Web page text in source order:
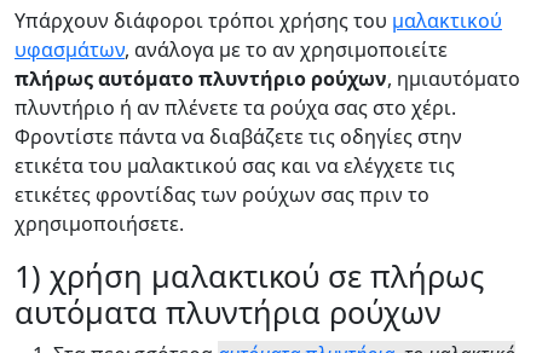
Υπάρχουν διάφοροι τρόποι χρήσης του μαλακτικού
υφασμάτων, ανάλογα με το αν χρησιμοποιείτε
πλήρως αυτόματο πλυντήριο ρούχων, ημιαυτόματο
πλυντήριο ή αν πλένετε τα ρούχα σας στο χέρι.
Φροντίστε πάντα να διαβάζετε τις οδηγίες στην
ετικέτα του μαλακτικού σας και να ελέγχετε τις
ετικέτες φροντίδας των ρούχων σας πριν το
χρησιμοποιήσετε.
1) χρήση μαλακτικού σε πλήρως
αυτόματα πλυντήρια ρούχων